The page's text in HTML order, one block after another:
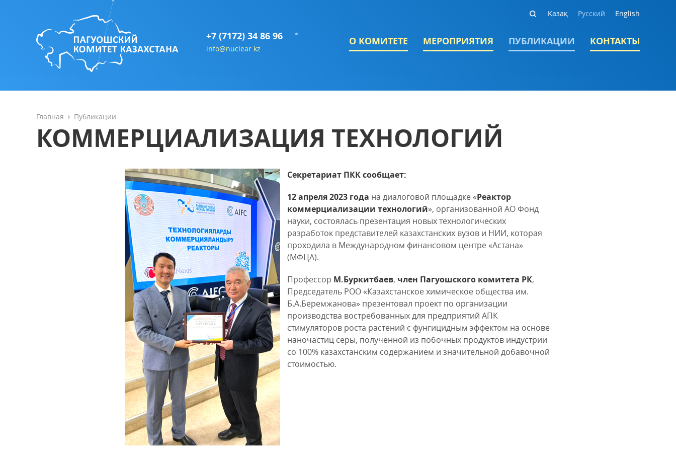
+7 (7172) 34 86 96
info@nuclear.kz
Қазақ Русский English
О КОМИТЕТЕ МЕРОПРИЯТИЯ ПУБЛИКАЦИИ КОНТАКТЫ
Главная Публикации
КОММЕРЦИАЛИЗАЦИЯ ТЕХНОЛОГИЙ
Секретариат ПКК сообщает:
12 апреля 2023 года на диалоговой площадке «Реактор
коммерциализации технологий», организованной АО Фонд
науки, состоялась презентация новых технологических
разработок представителей казахстанских вузов и НИИ, которая
проходила в Международном финансовом центре «Астана»
(МФЦА).
Профессор М.Буркитбаев, член Пагуошского комитета РК,
Председатель РОО «Казахстанское химическое общества им.
Б.А.Беремжанова» презентовал проект по организации
производства востребованных для предприятий АПК
стимуляторов роста растений с фунгицидным эффектом на основе
наночастиц серы, полученной из побочных продуктов индустрии
со 100% казахстанским содержанием и значительной добавочной
стоимостью.